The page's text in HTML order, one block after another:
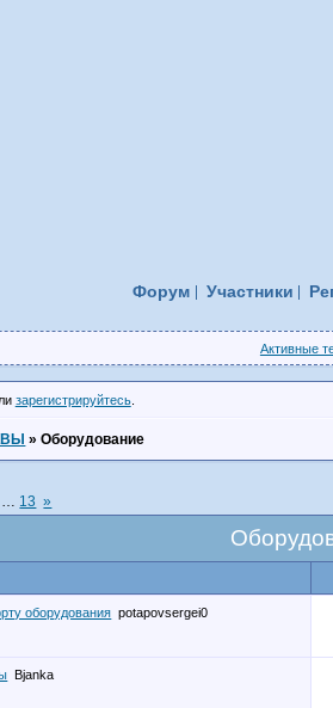
Форум Участники
Активные
зарегистрируйтесь.
»Оборудование
… 13 »
оборудования potapovsergei0
Bjanka